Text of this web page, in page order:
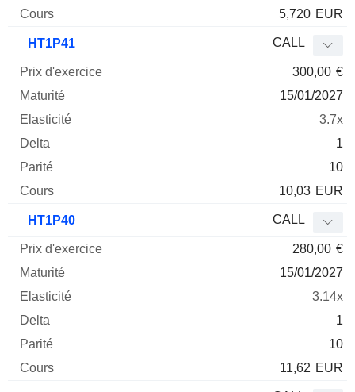
5,720 EUR
HT1P41 CALL
300,00 €
15/01/2027
3.7x
1
10
10,03 EUR
HT1P40 CALL
280,00 €
15/01/2027
3.14x
1
10
11,62 EUR